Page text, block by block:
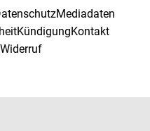
Mediadaten
KündigungKontakt
Widerruf